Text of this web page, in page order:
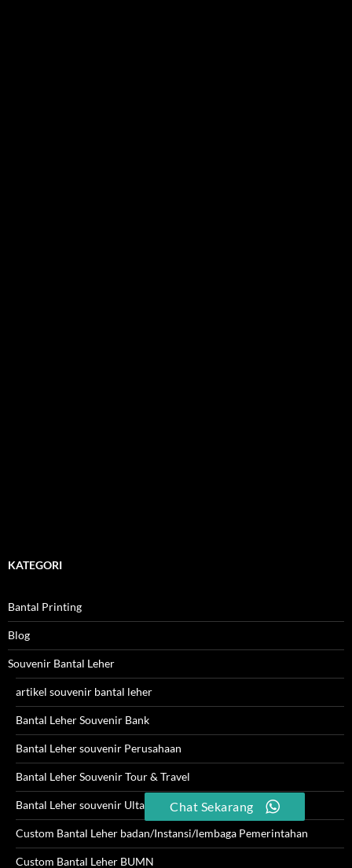
KATEGORI
Bantal Printing
Blog
Souvenir Bantal Leher
artikel souvenir bantal leher
Bantal Leher Souvenir Bank
Bantal Leher souvenir Perusahaan
Bantal Leher Souvenir Tour & Travel
Bantal Leher souvenir Ultah
Custom Bantal Leher badan/Instansi/lembaga Pemerintahan
Custom Bantal Leher BUMN
Chat Sekarang